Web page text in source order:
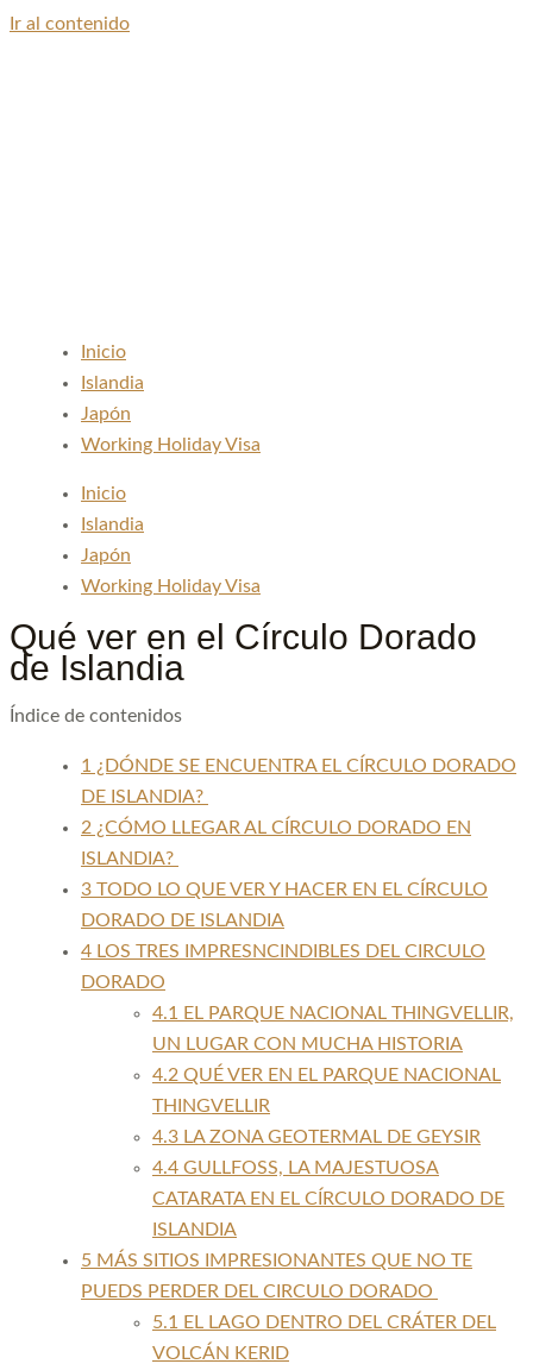
Ir al contenido
Inicio
Islandia
Japón
Working Holiday Visa
Inicio
Islandia
Japón
Working Holiday Visa
Qué ver en el Círculo Dorado
de Islandia
Índice de contenidos
1 ¿DÓNDE SE ENCUENTRA EL CÍRCULO DORADO
DE ISLANDIA?
2 ¿CÓMO LLEGAR AL CÍRCULO DORADO EN
ISLANDIA?
3 TODO LO QUE VER Y HACER EN EL CÍRCULO
DORADO DE ISLANDIA
4 LOS TRES IMPRESNCINDIBLES DEL CIRCULO
DORADO
4.1
EL PARQUE NACIONAL THINGVELLIR,
UN LUGAR CON MUCHA HISTORIA
4.2 QUÉ VER EN EL PARQUE NACIONAL
THINGVELLIR
4.3 LA ZONA GEOTERMAL DE GEYSIR
4.4 GULLFOSS, LA MAJESTUOSA
CATARATA EN EL CÍRCULO DORADO DE
ISLANDIA
5 MÁS SITIOS IMPRESIONANTES QUE NO TE
PUEDS PERDER DEL CIRCULO DORADO
5.1
EL LAGO DENTRO DEL CRÁTER DEL
VOLCÁN KERID